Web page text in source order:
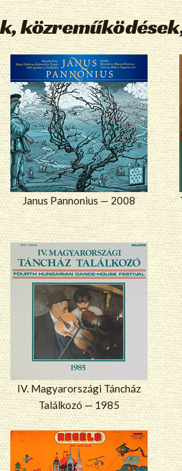
Janus Pannonius — 2008
IV. Magyarországi Táncház
Találkozó — 1985